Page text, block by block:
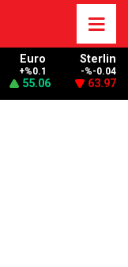
Euro
+%0.1
55.06
Sterlin
-%-0.04
63.97